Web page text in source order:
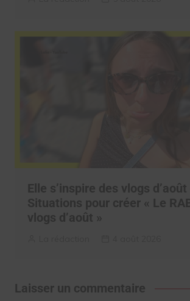
Elle s’inspire des vlogs
Situations pour créer « Le
vlogs d’août »
Laisser un commentaire